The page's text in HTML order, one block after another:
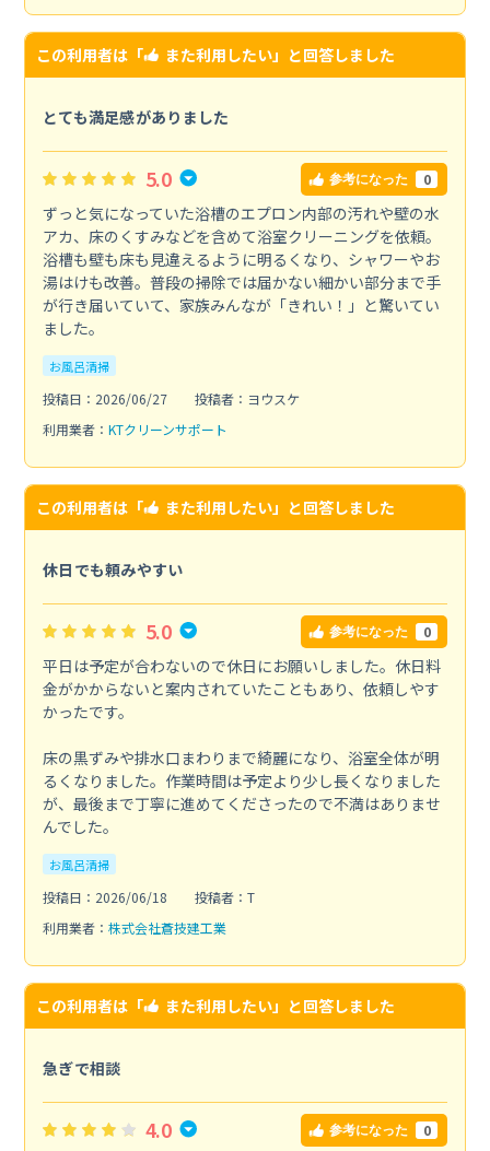
この利用者は「 また利用したい」と回答しました
とても満足感がありました
5.0 参考になった 0
ずっと気になっていた浴槽のエプロン内部の汚れや壁の水
アカ、床のくすみなどを含めて浴室クリーニングを依頼。
浴槽も壁も床も見違えるように明るくなり、シャワーやお
湯はけも改善。普段の掃除では届かない細かい部分まで手
が行き届いていて、家族みんなが「きれい！」と驚いてい
ました。
お風呂清掃
投稿日：2026/06/27
投稿者：ヨウスケ
利用業者： KTクリーンサポート
この利用者は「 また利用したい」と回答しました
休日でも頼みやすい
5.0 参考になった 0
平日は予定が合わないので休日にお願いしました。休日料
金がかからないと案内されていたこともあり、依頼しやす
かったです。
床の黒ずみや排水口まわりまで綺麗になり、浴室全体が明
るくなりました。作業時間は予定より少し長くなりました
が、最後まで丁寧に進めてくださったので不満はありませ
んでした。
お風呂清掃
投稿日：2026/06/18
投稿者：T
利用業者： 株式会社蒼技建工業
この利用者は「 また利用したい」と回答しました
急ぎで相談
4.0 参考になった 0